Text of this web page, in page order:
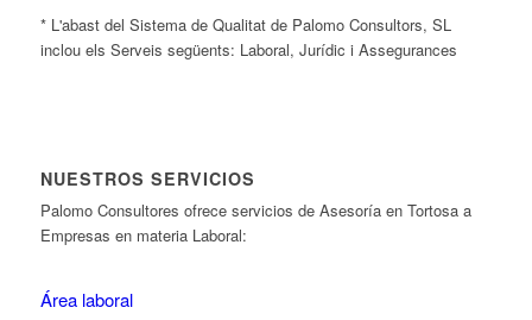
* L'abast del Sistema de Qualitat de Palomo Consultors, SL
inclou els Serveis següents: Laboral, Jurídic i Assegurances
NUESTROS SERVICIOS
Palomo Consultores ofrece servicios de Asesoría en Tortosa a
Empresas en materia Laboral:
Área laboral